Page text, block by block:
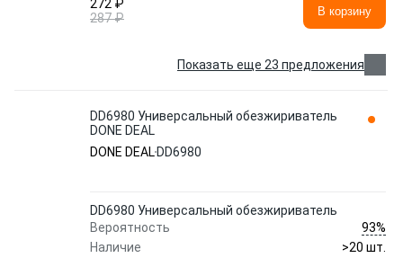
272 ₽
287 ₽
В корзину
Показать еще 23 предложения
DD6980 Универсальный обезжириватель
DONE DEAL
DONE DEAL DD6980
DD6980 Универсальный обезжириватель
Вероятность
93%
Наличие
>20 шт.